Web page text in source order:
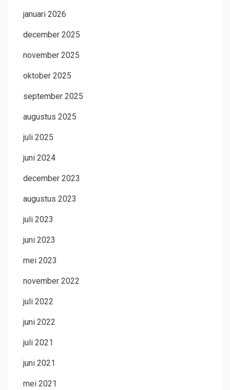
januari 2026
december 2025
november 2025
oktober 2025
september 2025
augustus 2025
juli 2025
juni 2024
december 2023
augustus 2023
juli 2023
juni 2023
mei 2023
november 2022
juli 2022
juni 2022
juli 2021
juni 2021
mei 2021